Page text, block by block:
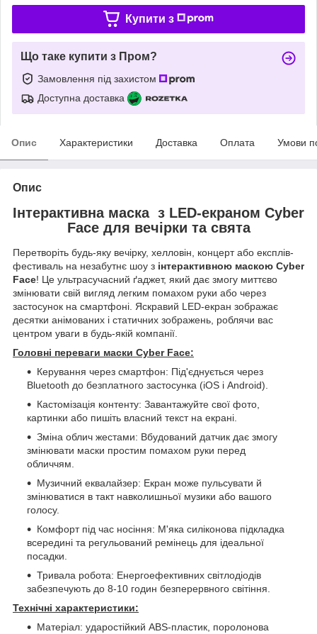
Купити з
Що таке купити з Пром?
Замовлення під захистом
Доступна доставка
Опис Характеристики Доставка Оплата Умови
Опис
Інтерактивна маска з LED-екраном Cyber
Face для вечірки та свята
Перетворіть будь-яку вечірку, хелловін, концерт або експлів-
фестиваль на незабутнє шоу з інтерактивною маскою Cyber
Face! Це ультрасучасний ґаджет, який дає змогу миттєво
змінювати свій вигляд легким помахом руки або через
застосунок на смартфоні. Яскравий LED-екран зображає
десятки анімованих і статичних зображень, роблячи вас
центром уваги в будь-якій компанії.
Головні переваги маски Cyber Face:
Керування через смартфон: Під'єднується через
Bluetooth до безплатного застосунка (iOS і Android).
Кастомізація контенту: Завантажуйте свої фото,
картинки або пишіть власний текст на екрані.
Зміна облич жестами: Вбудований датчик дає змогу
змінювати маски простим помахом руки перед
обличчям.
Музичний еквалайзер: Екран може пульсувати й
змінюватися в такт навколишньої музики або вашого
голосу.
Комфорт під час носіння: М'яка силіконова підкладка
всередині та регульований ремінець для ідеальної
посадки.
Тривала робота: Енергоефективних світлодіодів
забезпечують до 8-10 годин безперервного світіння.
Технічні характеристики:
Матеріал: ударостійкий ABS-пластик, поролонова